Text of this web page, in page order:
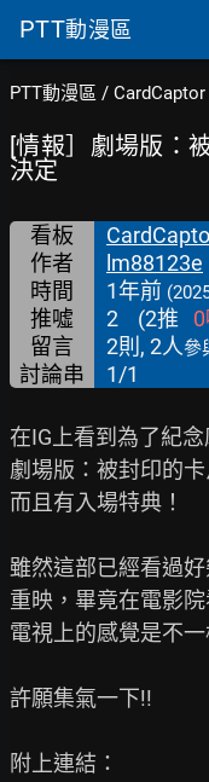
PTT動漫區
PTT動漫區 / CardCaptor
[情報］劇場版：
決定
看板
作者
lm88123e
時間 1年前
推噓 2 (2推 0
留言
2則, 2人參
討論串 1/1
在IG上看到為了紀
劇場版：被封印的
而且有入場特典！
雖然這部已經看過
重映，畢竟在電影
電視上的感覺是不一
許願集氣一下!!